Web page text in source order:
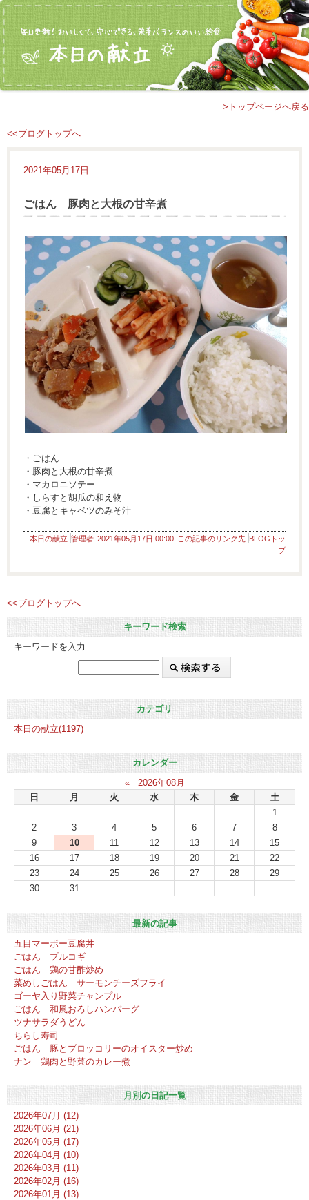
>トップページへ戻る
<<ブログトップへ
2021年05月17日
ごはん 豚肉と大根の甘辛煮
・ごはん
・豚肉と大根の甘辛煮
・マカロニソテー
・しらすと胡瓜の和え物
・豆腐とキャベツのみそ汁
本日の献立 管理者 2021年05月17日 00:00 この記事のリンク先 BLOGトッ
プ
<<ブログトップへ
キーワード検索
キーワードを入力
カテゴリ
本日の献立(1197)
カレンダー
«
2026年08月
日
月 火 水 木 金
土
1
2
3 4 5 6 7
8
9
10 11 12 13 14
15
16
17 18 19 20 21
22
23
24 25 26 27 28
29
30
31
最新の記事
五目マーボー豆腐丼
ごはん プルコギ
ごはん 鶏の甘酢炒め
菜めしごはん サーモンチーズフライ
ゴーヤ入り野菜チャンプル
ごはん 和風おろしハンバーグ
ツナサラダうどん
ちらし寿司
ごはん 豚とブロッコリーのオイスター炒め
ナン 鶏肉と野菜のカレー煮
月別の日記一覧
2026年07月 (12)
2026年06月 (21)
2026年05月 (17)
2026年04月 (10)
2026年03月 (11)
2026年02月 (16)
2026年01月 (13)